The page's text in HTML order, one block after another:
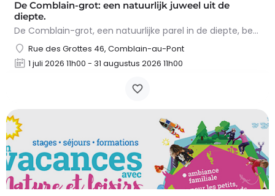
De Comblain-grot: een natuurlijk juweel uit de
diepte.
De Comblain-grot, een natuurlijke parel in de diepte, betovert met zijn spectaculaire concreties. Tijdens het…
Rue des Grottes 46, Comblain-au-Pont
1 juli 2026 11h00 - 31 augustus 2026 11h00